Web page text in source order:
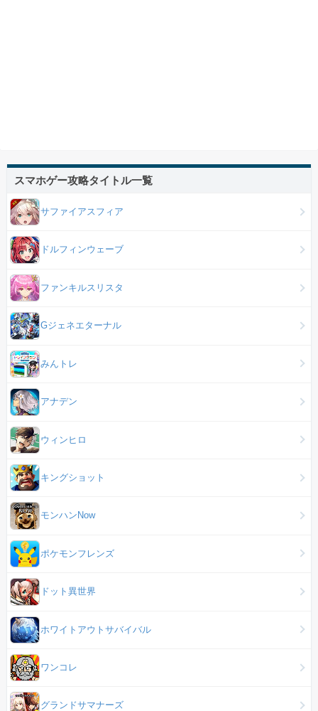
スマホゲー攻略タイトル一覧
サファイアスフィア
ドルフィンウェーブ
ファンキルスリスタ
Gジェネエターナル
みんトレ
アナデン
ウィンヒロ
キングショット
モンハンNow
ポケモンフレンズ
ドット異世界
ホワイトアウトサバイバル
ワンコレ
グランドサマナーズ